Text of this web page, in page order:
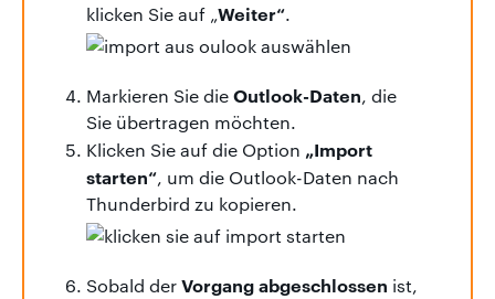
klicken Sie auf „Weiter“.
Markieren Sie dieOutlook-Daten, die
Sie übertragen möchten.
Klicken Sie auf die Option „Import
starten“, um die Outlook-Daten nach
Thunderbird zu kopieren.
Sobald derVorgang abgeschlossen ist,